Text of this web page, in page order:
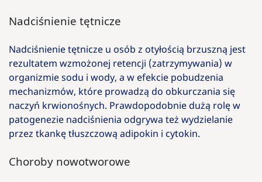
Nadciśnienie tętnicze
Nadciśnienie tętnicze u osób z otyłością brzuszną jest
rezultatem wzmożonej retencji (zatrzymywania) w
organizmie sodu i wody, a w efekcie pobudzenia
mechanizmów, które prowadzą do obkurczania się
naczyń krwionośnych. Prawdopodobnie dużą rolę w
patogenezie nadciśnienia odgrywa też wydzielanie
przez tkankę tłuszczową adipokin i cytokin.
Choroby nowotworowe